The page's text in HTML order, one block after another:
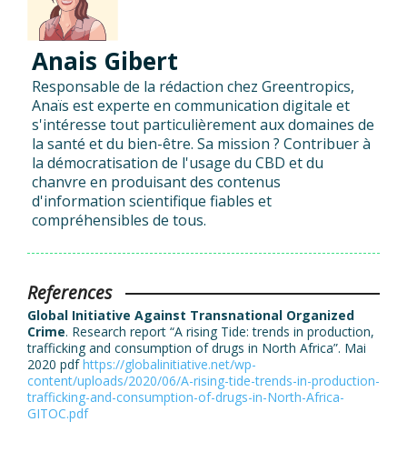
Anais Gibert
Responsable de la rédaction chez Greentropics,
Anaïs est experte en communication digitale et
s'intéresse tout particulièrement aux domaines de
la santé et du bien-être. Sa mission ? Contribuer à
la démocratisation de l'usage du CBD et du
chanvre en produisant des contenus
d'information scientifique fiables et
compréhensibles de tous.
References
Global Initiative Against Transnational Organized
Crime. Research report “A rising Tide: trends in production,
trafficking and consumption of drugs in North Africa”. Mai
2020 pdfhttps://globalinitiative.net/wp-
content/uploads/2020/06/A-rising-tide-trends-in-production-
trafficking-and-consumption-of-drugs-in-North-Africa-
GITOC.pdf